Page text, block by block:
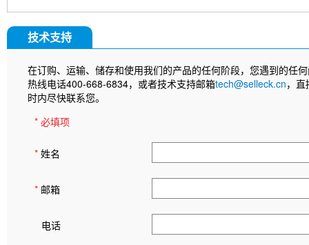
技术支持
在订购、运输、储存和使用我们的产品的任何阶段，您遇到的任
热线电话400-668-6834，或者技术支持邮箱tech@selleck.cn，
时内尽快联系您。
* 必填项
* 姓名
* 邮箱
电话